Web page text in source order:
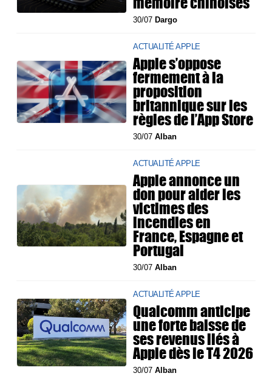
30/07 Dargo
ACTUALITÉ APPLE
Apple s’oppose
fermement à la
proposition
britannique sur les
règles de l’App Store
30/07Alban
ACTUALITÉ APPLE
Apple annonce un
don pour aider les
victimes des
incendies en
France, Espagne et
Portugal
30/07Alban
ACTUALITÉ APPLE
Qualcomm anticipe
une forte baisse de
ses revenus liés à
Apple dès le T4 2026
30/07Alban